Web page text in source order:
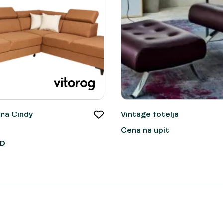
Cindy
Vintage fotelja
Cena na upit